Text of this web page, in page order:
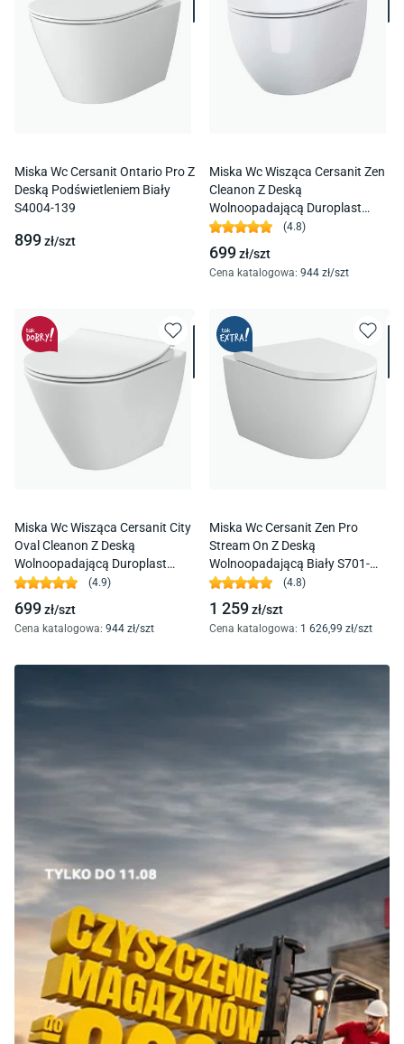
Miska Wc Cersanit Ontario Pro Z
Deską Podświetleniem Biały
S4004-139
899zł/szt
Miska Wc Wisząca Cersanit Zen
Cleanon Z Deską
Wolnoopadającą Duroplast
S701-428
(4.8)
699zł/szt
Cena katalogowa: 944 zł/szt
Miska Wc Wisząca Cersanit City
Oval Cleanon Z Deską
Wolnoopadającą Duroplast
K701-104
(4.9)
699zł/szt
Cena katalogowa: 944 zł/szt
Miska Wc Cersanit Zen Pro
Stream On Z Deską
Wolnoopadającą Biały S701-
719
(4.8)
1 259zł/szt
Cena katalogowa: 1 626,99 zł/szt